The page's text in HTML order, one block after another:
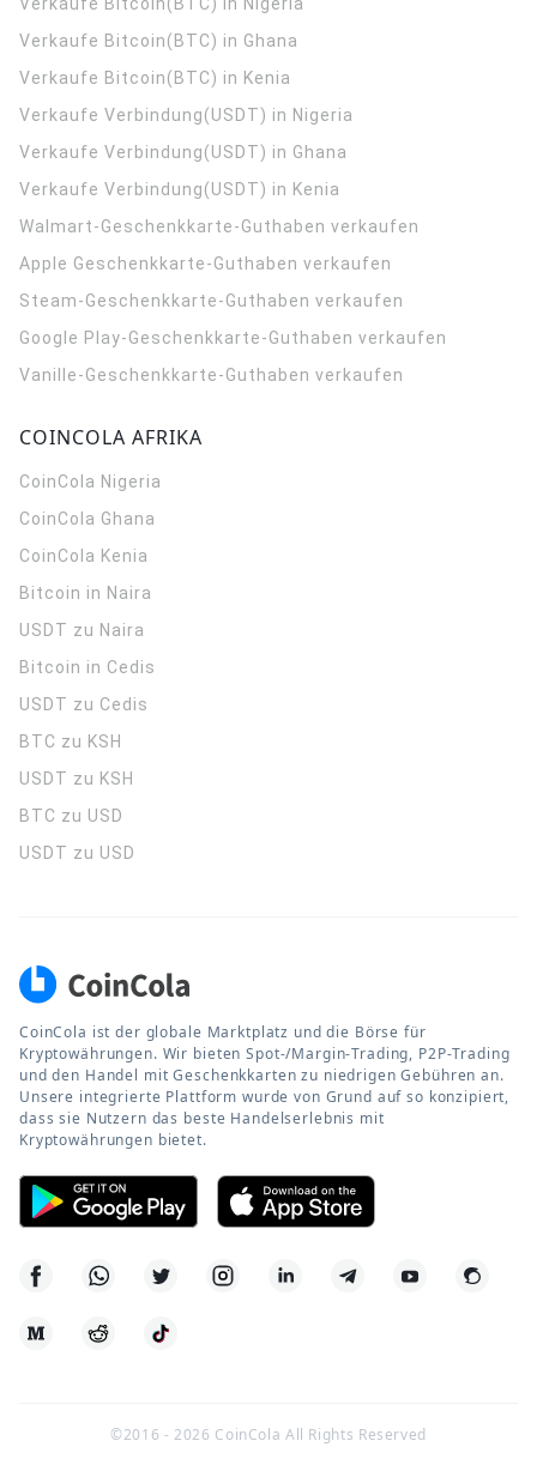
Verkaufe Bitcoin(BTC) in Ghana
Verkaufe Bitcoin(BTC) in Kenia
Verkaufe Verbindung(USDT) in Nigeria
Verkaufe Verbindung(USDT) in Ghana
Verkaufe Verbindung(USDT) in Kenia
Walmart-Geschenkkarte-Guthaben verkaufen
Apple Geschenkkarte-Guthaben verkaufen
Steam-Geschenkkarte-Guthaben verkaufen
Google Play-Geschenkkarte-Guthaben verkaufen
Vanille-Geschenkkarte-Guthaben verkaufen
COINCOLA AFRIKA
CoinCola Nigeria
CoinCola Ghana
CoinCola Kenia
Bitcoin in Naira
USDT zu Naira
Bitcoin in Cedis
USDT zu Cedis
BTC zu KSH
USDT zu KSH
BTC zu USD
USDT zu USD
CoinCola ist der globale Marktplatz und die Börse für
Kryptowährungen. Wir bieten Spot-/Margin-Trading, P2P-Trading
und den Handel mit Geschenkkarten zu niedrigen Gebühren an.
Unsere integrierte Plattform wurde von Grund auf so konzipiert,
dass sie Nutzern das beste Handelserlebnis mit
Kryptowährungen bietet.
©2016 -2026 CoinCola All Rights Reserved